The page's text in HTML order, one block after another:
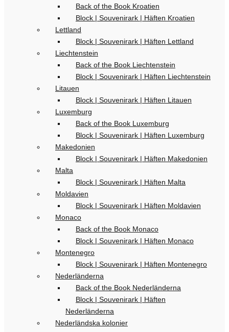
Back of the Book Kroatien
Block | Souvenirark | Häften Kroatien
Lettland
Block | Souvenirark | Häften Lettland
Liechtenstein
Back of the Book Liechtenstein
Block | Souvenirark | Häften Liechtenstein
Litauen
Block | Souvenirark | Häften Litauen
Luxemburg
Back of the Book Luxemburg
Block | Souvenirark | Häften Luxemburg
Makedonien
Block | Souvenirark | Häften Makedonien
Malta
Block | Souvenirark | Häften Malta
Moldavien
Block | Souvenirark | Häften Moldavien
Monaco
Back of the Book Monaco
Block | Souvenirark | Häften Monaco
Montenegro
Block | Souvenirark | Häften Montenegro
Nederländerna
Back of the Book Nederländerna
Block | Souvenirark | Häften
Nederländerna
Nederländska kolonier